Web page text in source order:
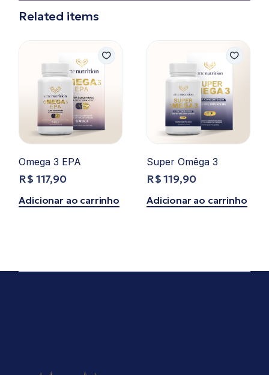
Related items
Omega 3 EPA
R$ 117,90
Adicionar ao carrinho
Super Omêga 3
R$119,90
Adicionar ao carrinho